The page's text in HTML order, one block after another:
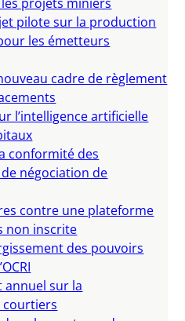
pilote sur la production
les émetteurs
cadre de règlement
l’intelligence artificielle
conformité des
négociation de
contre une plateforme
non inscrite
des pouvoirs
annuel sur la
courtiers